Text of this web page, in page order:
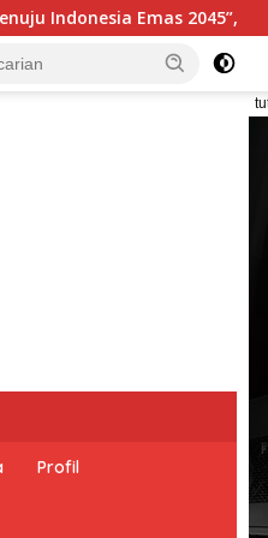
Indonesia dan
Profil